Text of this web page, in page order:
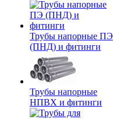
Трубы напорные ПЭ
(ПНД) и фитинги
Трубы напорные
НПВХ и фитинги